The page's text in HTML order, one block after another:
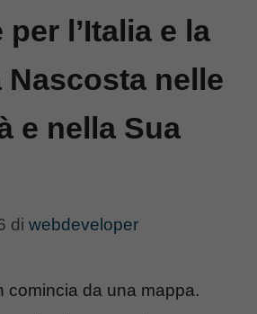
per l’Italia e la
Nascosta nelle
e nella Sua
di webdeveloper
comincia da una mappa.